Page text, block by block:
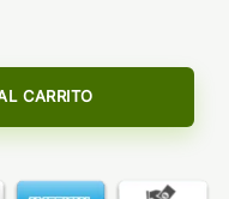
Bud Vape (Pack 2)
CARRITO